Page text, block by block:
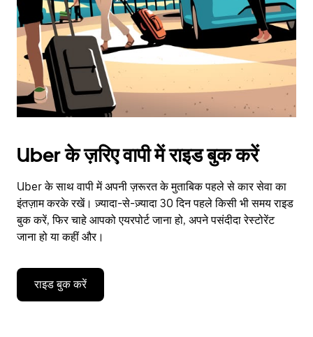
close
the
calendar.
Uber के ज़रिए वापी में राइड बुक करें
Uber के साथ वापी में अपनी ज़रूरत के मुताबिक पहले से कार सेवा का
इंतज़ाम करके रखें। ज़्यादा-से-ज़्यादा 30 दिन पहले किसी भी समय राइड
बुक करें, फिर चाहे आपको एयरपोर्ट जाना हो, अपने पसंदीदा रेस्टोरेंट
जाना हो या कहीं और।
राइड बुक करें